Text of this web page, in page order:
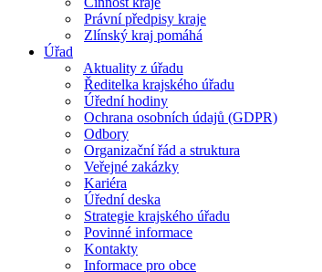
Právní předpisy kraje
Zlínský kraj pomáhá
Úřad
Aktuality z úřadu
Ředitelka krajského úřadu
Úřední hodiny
Ochrana osobních údajů (GDPR)
Odbory
Organizační řád a struktura
Veřejné zakázky
Kariéra
Úřední deska
Strategie krajského úřadu
Povinné informace
Kontakty
Informace pro obce